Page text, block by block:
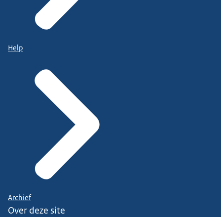
Help
Archief
Over deze site